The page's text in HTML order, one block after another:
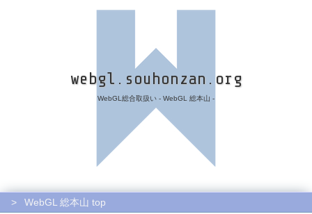
webgl.souhonzan.org
WebGL総合取扱い - WebGL 総本山 -
WebGL 総本山 top